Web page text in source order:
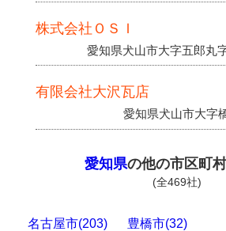
株式会社ＯＳＩ
愛知県犬山市大字五郎丸
有限会社大沢瓦店
愛知県犬山市大字
愛知県の他の市区町
(全469社)
名古屋市(203) 豊橋市(32)